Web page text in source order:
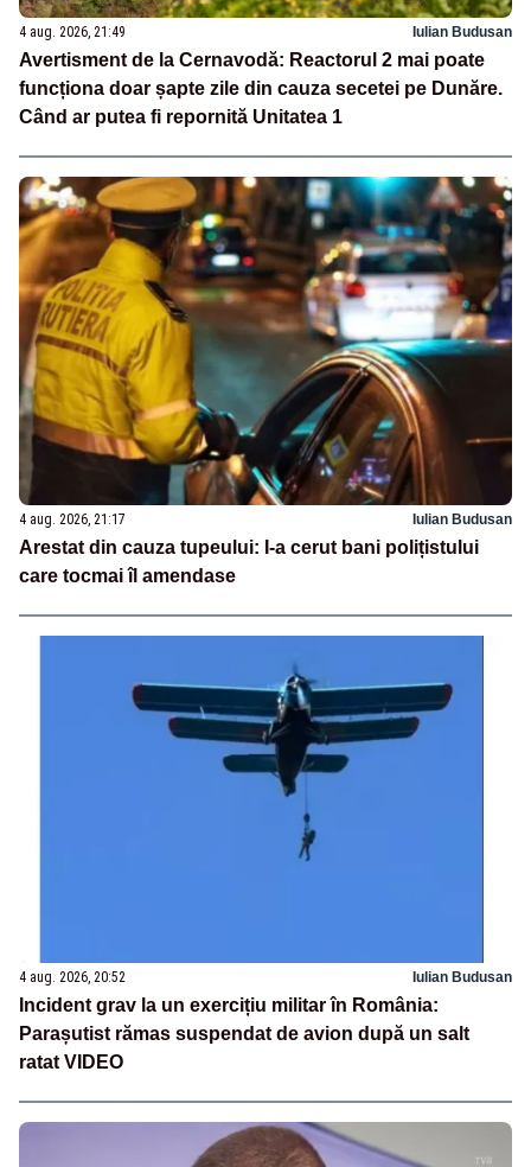
4 aug. 2026, 21:49 Iulian Budusan
Avertisment de la Cernavodă: Reactorul 2 mai poate
funcționa doar șapte zile din cauza secetei pe Dunăre.
Când ar putea fi repornită Unitatea 1
4 aug. 2026, 21:17 Iulian Budusan
Arestat din cauza tupeului: I-a cerut bani polițistului
care tocmai îl amendase
4 aug. 2026, 20:52 Iulian Budusan
Incident grav la un exercițiu militar în România:
Parașutist rămas suspendat de avion după un salt
ratat VIDEO